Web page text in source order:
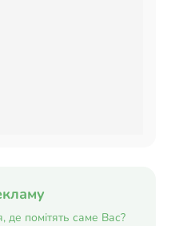
де помітять саме Вас?